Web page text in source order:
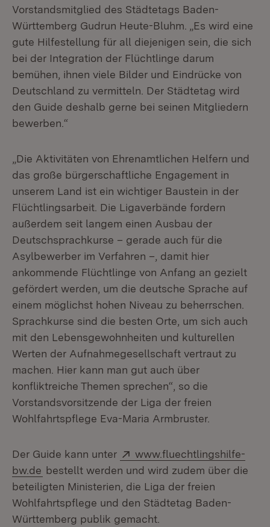
Vorstandsmitglied des Städtetags Baden-
Württemberg Gudrun Heute-Bluhm. „Es wird eine
gute Hilfestellung für all diejenigen sein, die sich
bei der Integration der Flüchtlinge darum
bemühen, ihnen viele Bilder und Eindrücke von
Deutschland zu vermitteln. Der Städtetag wird
den Guide deshalb gerne bei seinen Mitgliedern
bewerben.“
„Die Aktivitäten von Ehrenamtlichen Helfern und
das große bürgerschaftliche Engagement in
unserem Land ist ein wichtiger Baustein in der
Flüchtlingsarbeit. Die Ligaverbände fordern
außerdem seit langem einen Ausbau der
Deutschsprachkurse – gerade auch für die
Asylbewerber im Verfahren –, damit hier
ankommende Flüchtlinge von Anfang an gezielt
gefördert werden, um die deutsche Sprache auf
einem möglichst hohen Niveau zu beherrschen.
Sprachkurse sind die besten Orte, um sich auch
mit den Lebensgewohnheiten und kulturellen
Werten der Aufnahmegesellschaft vertraut zu
machen. Hier kann man gut auch über
konfliktreiche Themen sprechen“, so die
Vorstandsvorsitzende der Liga der freien
Wohlfahrtspflege Eva-Maria Armbruster.
Der Guide kann unter Extern:
www.fluechtlingshilfe-
bw.de bestellt werden und wird zudem über die
beteiligten Ministerien, die Liga der freien
Wohlfahrtspflege und den Städtetag Baden-
Württemberg publik gemacht.